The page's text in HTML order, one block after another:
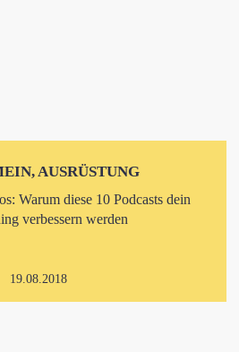
AUSRÜSTUNG
Warum diese 10 Podcasts dein
verbessern werden
19.08.2018